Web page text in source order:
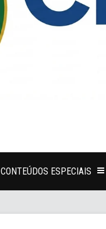
CONTEÚDOS ESPECIAIS